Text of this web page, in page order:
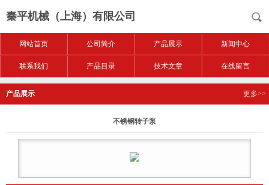
秦平机械（上海）有限公司
网站首页 公司简介 产品展示 新闻中心
联系我们 产品目录 技术文章 在线留言
产品展示 更多>>
不锈钢转子泵